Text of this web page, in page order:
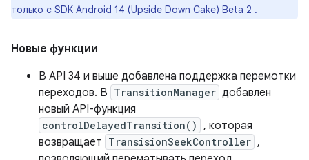
только с SDK Android 14 (Upside Down Cake) Beta 2 .
Новые функции
В API 34 и выше добавлена ​​поддержка перемотки
переходов. В TransitionManager добавлен
новый API-функция
controlDelayedTransition() , которая
возвращает TransisionSeekController ,